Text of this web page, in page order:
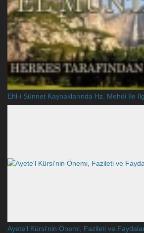
Ehl-i Sünnet Kaynaklarında Hz. Mehdi İle
Ayete'l Kürsi'nin Önemi, Fazileti ve